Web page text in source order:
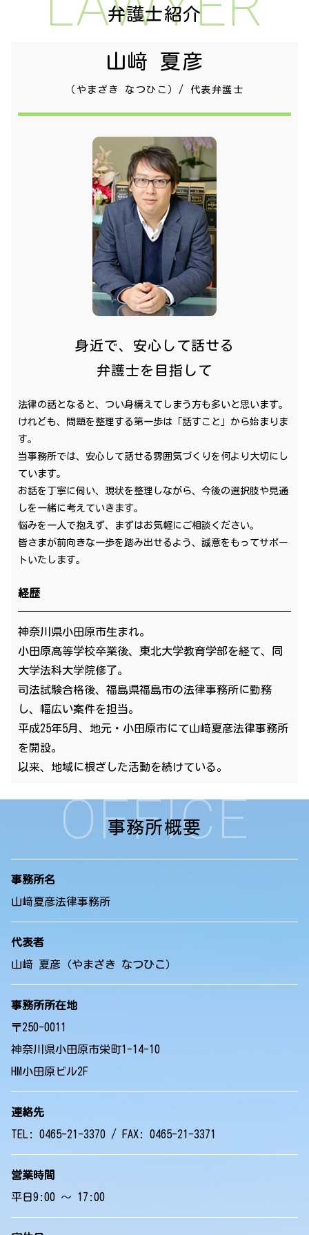
弁護士紹介
山﨑 夏彦
（やまざき なつひこ）/ 代表弁護士
身近で、安心して話せる
弁護士を目指して
法律の話となると、つい身構えてしまう方も多いと思います。
けれども、問題を整理する第一歩は「話すこと」から始まりま
す。
当事務所では、安心して話せる雰囲気づくりを何より大切にし
ています。
お話を丁寧に伺い、現状を整理しながら、今後の選択肢や見通
しを一緒に考えていきます。
悩みを一人で抱えず、まずはお気軽にご相談ください。
皆さまが前向きな一歩を踏み出せるよう、誠意をもってサポー
トいたします。
経歴
神奈川県小田原市生まれ。
小田原高等学校卒業後、東北大学教育学部を経て、同
大学法科大学院修了。
司法試験合格後、福島県福島市の法律事務所に勤務
し、幅広い案件を担当。
平成25年5月、地元・小田原市にて山﨑夏彦法律事務所
を開設。
以来、地域に根ざした活動を続けている。
OFFICE
事務所概要
事務所名
山﨑夏彦法律事務所
代表者
山﨑 夏彦（やまざき なつひこ）
事務所所在地
〒250-0011
神奈川県小田原市栄町1-14-10
HM小田原ビル2F
連絡先
TEL: 0465-21-3370 / FAX: 0465-21-3371
営業時間
平日9:00 ～ 17:00